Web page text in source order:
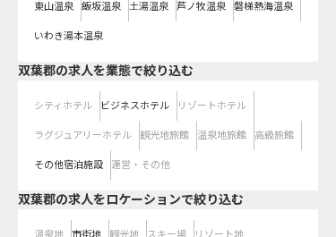
東山温泉 飯坂温泉 土湯温泉 芦ノ牧温泉 磐梯熱海温泉
いわき湯本温泉
双葉郡の求人を業態で絞り込む
シティホテル ビジネスホテル リゾートホテル
ラグジュアリーホテル 観光地旅館 温泉地旅館 高級旅館
その他宿泊施設 運営・その他
双葉郡の求人をロケーションで絞り込む